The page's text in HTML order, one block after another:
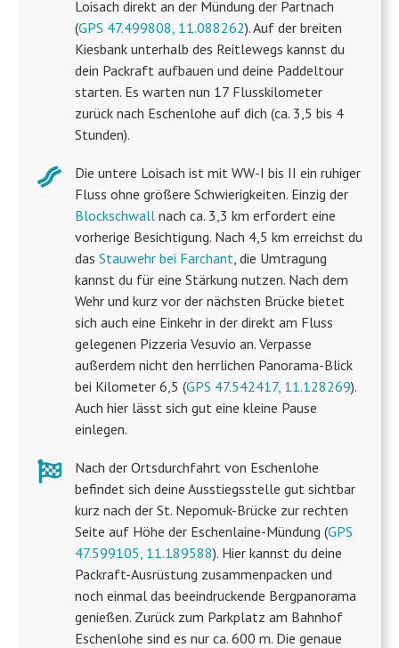
Loisach direkt an der Mündung der Partnach
(GPS 47.499808, 11.088262). Auf der breiten
Kiesbank unterhalb des Reitlewegs kannst du
dein Packraft aufbauen und deine Paddeltour
starten. Es warten nun 17 Flusskilometer
zurück nach Eschenlohe auf dich (ca. 3,5 bis 4
Stunden).
Die untere Loisach ist mit WW-I bis II ein ruhiger
Fluss ohne größere Schwierigkeiten. Einzig der
Blockschwall nach ca. 3,3 km erfordert eine
vorherige Besichtigung. Nach 4,5 km erreichst du
das Stauwehr bei Farchant , die Umtragung
kannst du für eine Stärkung nutzen. Nach dem
Wehr und kurz vor der nächsten Brücke bietet
sich auch eine Einkehr in der direkt am Fluss
gelegenen Pizzeria Vesuvio an. Verpasse
außerdem nicht den herrlichen Panorama-Blick
bei Kilometer 6,5 (GPS 47.542417, 11.128269).
Auch hier lässt sich gut eine kleine Pause
einlegen.
Nach der Ortsdurchfahrt von Eschenlohe
befindet sich deine Ausstiegsstelle gut sichtbar
kurz nach der St. Nepomuk-Brücke zur rechten
Seite auf Höhe der Eschenlaine-Mündung (GPS
47.599105, 11.189588). Hier kannst du deine
Packraft-Ausrüstung zusammenpacken und
noch einmal das beeindruckende Bergpanorama
genießen. Zurück zum Parkplatz am Bahnhof
Eschenlohe sind es nur ca. 600 m. Die genaue